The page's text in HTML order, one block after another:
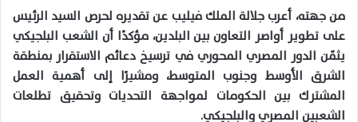
من جهته، أعرب جلالة الملك فيليب عن تقديره لحرص السيد الرئيس
على تطوير أواصر التعاون بين البلدين، مؤكدًا أن الشعب البلجيكي
يثمّن الدور المصري المحوري في ترسيخ دعائم الاستقرار بمنطقة
الشرق الأوسط وجنوب المتوسط، ومشيرًا إلى أهمية العمل
المشترك بين الحكومات لمواجهة التحديات وتحقيق تطلعات
الشعبين المصري والبلجيكي.